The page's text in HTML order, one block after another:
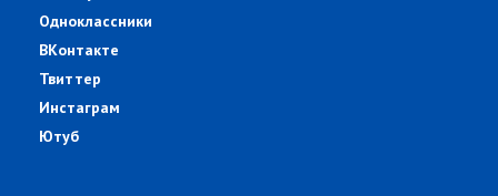
Одноклассники
ВКонтакте
Твиттер
Инстаграм
Ютуб